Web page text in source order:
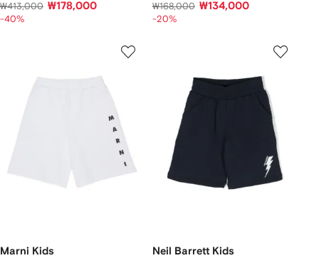
₩413,000 ₩178,000
-40%
₩168,000 ₩134,000
-20%
Marni Kids Neil Barrett Kids